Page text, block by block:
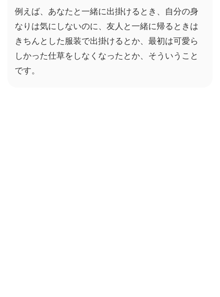
例えば、あなたと一緒に出掛けるとき、自分の身
なりは気にしないのに、友人と一緒に帰るときは
きちんとした服装で出掛けるとか、最初は可愛ら
しかった仕草をしなくなったとか、そういうこと
です。